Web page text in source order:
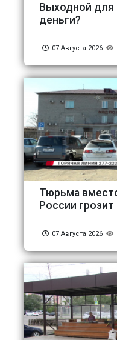
Выходной для
деньги?
07 Августа 2026
Тюрьма
России
07 Августа 2026